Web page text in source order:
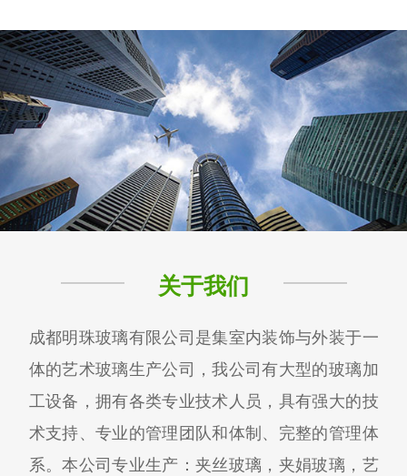
关于我们
成都明珠玻璃有限公司是集室内装饰与外装于一
体的艺术玻璃生产公司，我公司有大型的玻璃加
工设备，拥有各类专业技术人员，具有强大的技
术支持、专业的管理团队和体制、完整的管理体
系。本公司专业生产：夹丝玻璃，夹娟玻璃，艺